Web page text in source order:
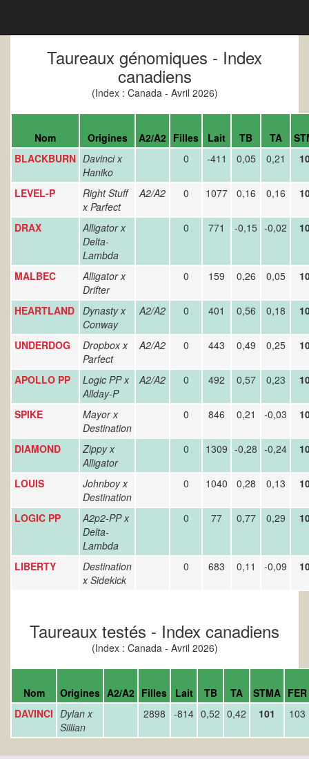
Taureaux génomiques - Index
canadiens
(Index : Canada - Avril 2026)
Nom Origines A2/A2 Filles Lait TB TA
BLACKBURN Davinci x
Haniko
0 -411 0,05 0,21
LEVEL-P
Right Stuff
x Parfect
A2/A2 0 1077 0,16 0,16
DRAX
Alligator x
Delta-
Lambda
0 771 -0,15 -0,02
MALBEC
Alligator x
Drifter
0 159 0,26 0,05
HEARTLAND Dynasty x
Conway
A2/A2 0 401 0,56 0,18
UNDERDOG
Dropbox x
Parfect
A2/A2 0 443 0,49 0,25
APOLLO PP
Logic PP x
Allday-P
A2/A2 0 492 0,57 0,23
SPIKE
Mayor x
Destination
0 846 0,21 -0,03
DIAMOND
Zippy x
Alligator
0 1309 -0,28 -0,24
LOUIS
Johnboy x
Destination
0 1040 0,28 0,13
LOGIC PP
A2p2-PP x
Delta-
Lambda
0 77 0,77 0,29
LIBERTY
Destination
x Sidekick
0 683 0,11 -0,09
Taureaux testés - Index canadiens
(Index : Canada - Avril 2026)
Nom Origines A2/A2 Filles Lait TB TA STMA FER
DAVINCI Dylan x
Sillian
2898 -814 0,52 0,42 101 103